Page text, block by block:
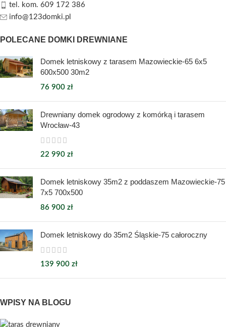
tel. kom. 609 172 386
info@123domki.pl
POLECANE DOMKI DREWNIANE
Domek letniskowy z tarasem Mazowieckie-65 6x5
600x500 30m2
76 900 zł
Drewniany domek ogrodowy z komórką i tarasem
Wrocław-43
22 990 zł
Domek letniskowy 35m2 z poddaszem Mazowieckie-75
7x5 700x500
86 900 zł
Domek letniskowy do 35m2 Śląskie-75 całoroczny
139 900 zł
WPISY NA BLOGU